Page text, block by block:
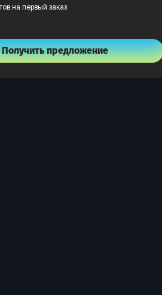
на первый заказ
Получить предложение